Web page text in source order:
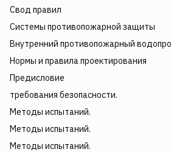
Свод правил
Системы противопожарной защиты
Внутренний противопожарный
Нормы и правила проектирования
Предисловие
требования безопасности.
Методы испытаний.
Методы испытаний.
Методы испытаний.